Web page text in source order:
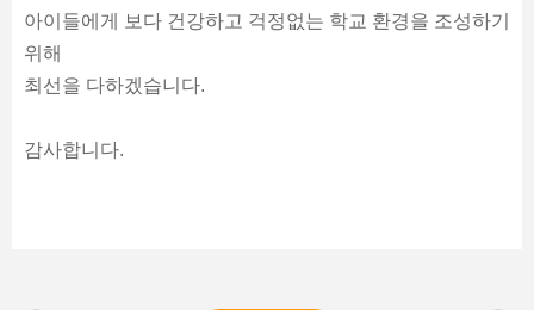
아이들에게 보다 건강하고 걱정없는 학교 환경을 조성하기
위해
최선을 다하겠습니다.
감사합니다.